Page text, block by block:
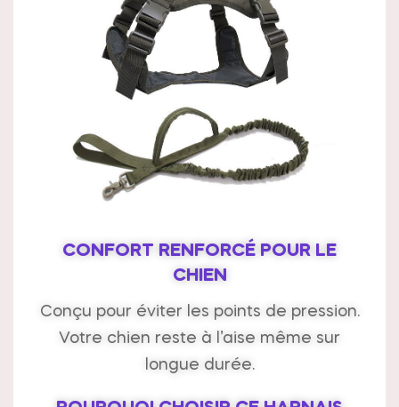
CONFORT RENFORCÉ POUR LE
CHIEN
Conçu pour éviter les points de pression.
Votre chien reste à l’aise même sur
longue durée.